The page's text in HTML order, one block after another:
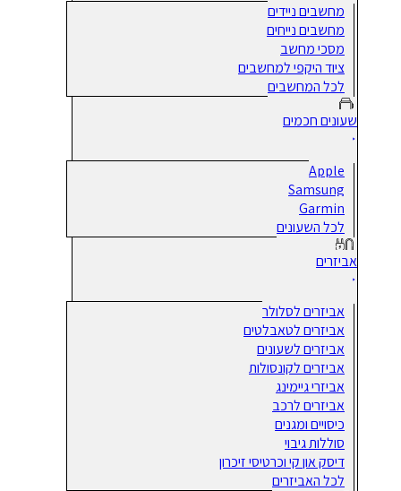
מחשבים ניידים
מחשבים נייחים
מסכי מחשב
ציוד היקפי למחשבים
לכל המחשבים
שעונים חכמים
Apple
Samsung
Garmin
לכל השעונים
אביזרים
אביזרים לסלולר
אביזרים לטאבלטים
אביזרים לשעונים
אביזרים לקונסולות
אביזרי גיימינג
אביזרים לרכב
כיסויים ומגנים
סוללות גיבוי
דיסק און קי וכרטיסי זיכרון
לכל האביזרים